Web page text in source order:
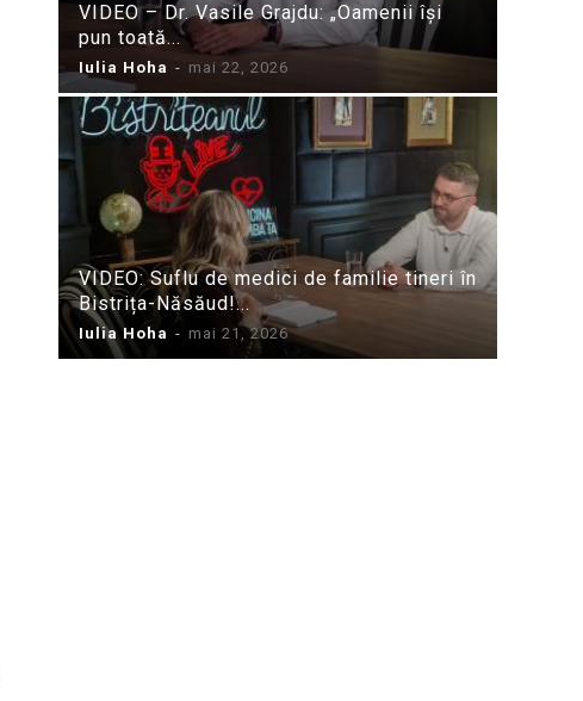
VIDEO – Dr. Vasile Grajdu: „Oamenii își
pun toată...
Iulia Hoha - mai 22, 2026
VIDEO: Suflu de medici de familie tineri în
Bistrița-Năsăud!...
Iulia Hoha - mai 21, 2026